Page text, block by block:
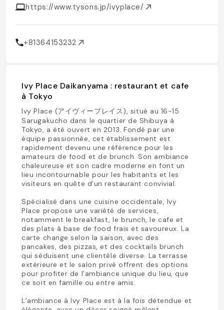
https://www.tysons.jp/ivyplace/
+81364153232
Ivy Place Daikanyama : restaurant et cafe
à Tokyo
Ivy Place (アイヴィープレイス), situé au 16-15
Sarugakucho dans le quartier de Shibuya à
Tokyo, a été ouvert en 2013. Fondé par une
équipe passionnée, cet établissement est
rapidement devenu une référence pour les
amateurs de food et de brunch. Son ambiance
chaleureuse et son cadre moderne en font un
lieu incontournable pour les habitants et les
visiteurs en quête d’un restaurant convivial.
Spécialisé dans une cuisine occidentale, Ivy
Place propose une variété de services,
notamment le breakfast, le brunch, le cafe et
des plats à base de food frais et savoureux. La
carte change selon la saison, avec des
pancakes, des pizzas, et des cocktails brunch
qui séduisent une clientèle diverse. La terrasse
extérieure et le salon privé offrent des options
pour profiter de l’ambiance unique du lieu, que
ce soit en famille ou entre amis.
L’ambiance à Ivy Place est à la fois détendue et